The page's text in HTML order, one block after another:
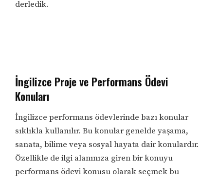
derledik.
İngilizce Proje ve Performans Ödevi
Konuları
İngilizce performans ödevlerinde bazı konular
sıklıkla kullanılır. Bu konular genelde yaşama,
sanata, bilime veya sosyal hayata dair konulardır.
Özellikle de ilgi alanınıza giren bir konuyu
performans ödevi konusu olarak seçmek bu